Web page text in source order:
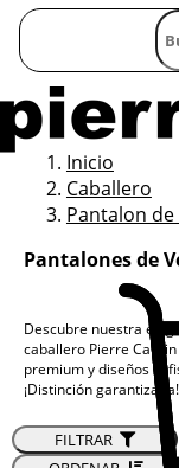
Inicio
Caballero
Pantalon
Pantalones de
Descubre nuestra
caballero Pierre
premium y diseños
¡Distinción garantizada!
FILTRAR